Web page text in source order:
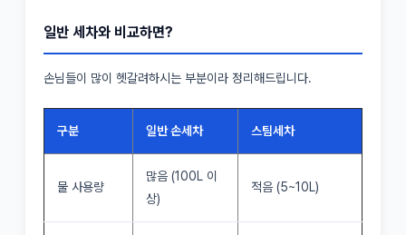
일반 세차와 비교하면?
손님들이 많이 헷갈려하시는 부분이라 정리해드립니다.
구분 일반 손세차 스팀세차
물 사용량
많음 (100L 이
상)
적음 (5~10L)